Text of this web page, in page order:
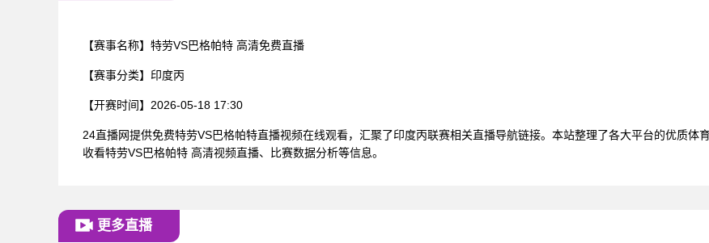
【赛事名称】 特劳VS巴格帕特 高清免费直播
【赛事分类】 印度丙
【开赛时间】 2026-05-18 17:30
24直播网提供免费特劳VS巴格帕特直播视频在线观看，汇聚了印度丙联赛相关直播导航链接。本站整理了各大平台的优质体
收看特劳VS巴格帕特 高清视频直播、比赛数据分析等信息。
更多直播